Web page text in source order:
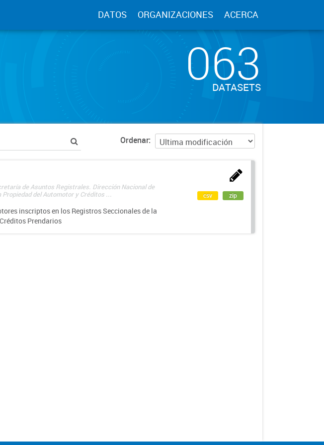
DATOS ORGANIZACIONES ACERCA
063
DATASETS
Ordenar
de Asuntos Registrales. Dirección Nacional de
del Automotor y Créditos ...
inscriptos en los Registros Seccionales de la
Prendarios
csv zip